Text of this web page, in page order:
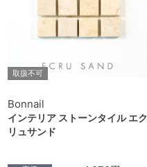
取扱不可
Bonnail
インテリア ストーンタイル エク
リュサンド